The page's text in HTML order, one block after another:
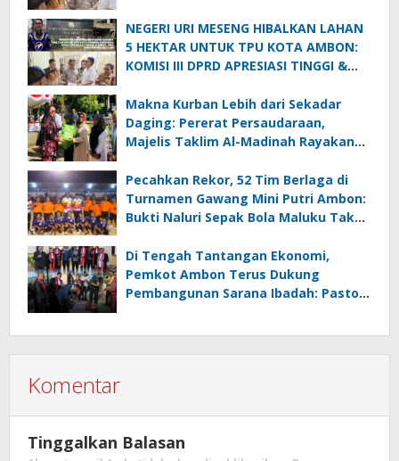
NEGERI URI MESENG HIBALKAN LAHAN
5 HEKTAR UNTUK TPU KOTA AMBON:
KOMISI III DPRD APRESIASI TINGGI &
Makna Kurban Lebih dari Sekadar
Daging: Pererat Persaudaraan,
Majelis Taklim Al-Madinah Rayakan
Pecahkan Rekor, 52 Tim Berlaga di
Turnamen Gawang Mini Putri Ambon:
Bukti Naluri Sepak Bola Maluku Tak
Di Tengah Tantangan Ekonomi,
Pemkot Ambon Terus Dukung
Pembangunan Sarana Ibadah: Pastori
Komentar
Tinggalkan Balasan